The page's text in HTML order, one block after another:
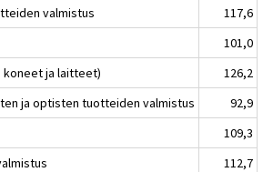
valmistus
117,6
101,0
koneet ja laitteet)
126,2
ja optisten tuotteiden valmistus
92,9
109,3
112,7